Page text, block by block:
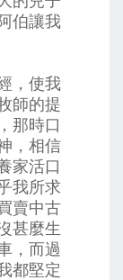
伯讓我
，使我
師的提
那時口
，相信
家活口
我所求
賣中古
甚麼生
，而過
都堅定